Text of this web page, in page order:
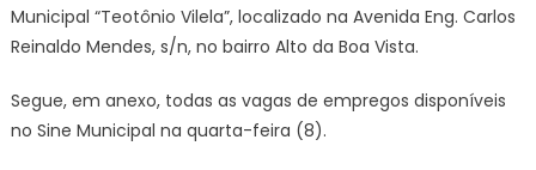
Municipal “Teotônio Vilela”, localizado na Avenida Eng. Carlos
Reinaldo Mendes, s/n, no bairro Alto da Boa Vista.
Segue, em anexo, todas as vagas de empregos disponíveis
no Sine Municipal na quarta-feira (8).